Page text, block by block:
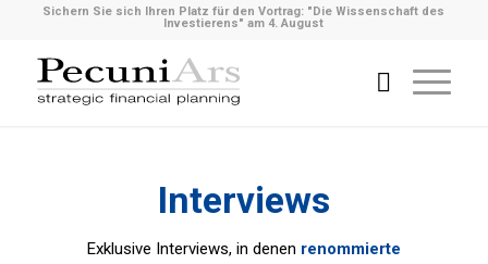
Sichern Sie sich Ihren Platz für den Vortrag: "Die Wissenschaft des
Investierens" am 4. August
Interviews
Exklusive Interviews, in denen renommierte